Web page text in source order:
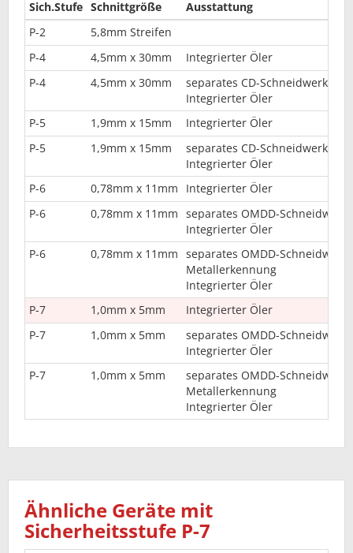
Sich.Stufe Schnittgröße
Ausstattung
P-2
5,8mm Streifen
P-4
4,5mm x 30mm
Integrierter Öler
P-4
4,5mm x 30mm
separates CD-Schneidwerk
Integrierter Öler
P-5
1,9mm x 15mm
Integrierter Öler
P-5
1,9mm x 15mm
separates CD-Schneidwerk
Integrierter Öler
P-6
0,78mm x 11mm
Integrierter Öler
P-6
0,78mm x 11mm separates OMDD-Schneidwerk
Integrierter Öler
P-6
0,78mm x 11mm separates OMDD-Schneidwerk
Metallerkennung
Integrierter Öler
P-7
1,0mm x 5mm
Integrierter Öler
P-7
1,0mm x 5mm
separates OMDD-Schneidwerk
Integrierter Öler
P-7
1,0mm x 5mm
separates OMDD-Schneidwerk
Metallerkennung
Integrierter Öler
Ähnliche Geräte mit
Sicherheitsstufe P-7